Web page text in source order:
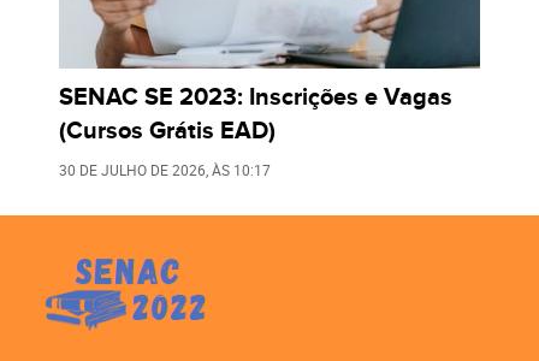
SENAC SE 2023: Inscrições e Vagas
(Cursos Grátis EAD)
30 DE JULHO DE 2026, ÀS 10:17